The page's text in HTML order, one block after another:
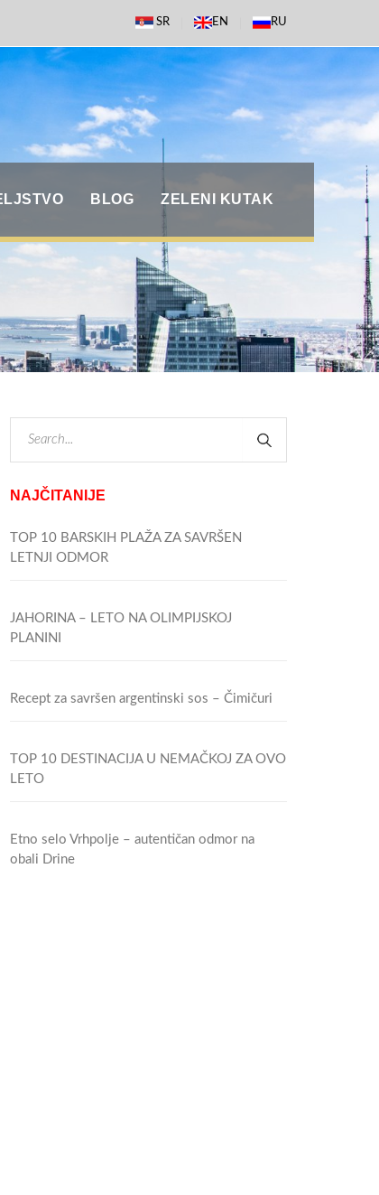
SR EN RU
BLOG ZELENI KUTAK
NAJČITANIJE
TOP 10 BARSKIH PLAŽA ZA SAVRŠEN
LETNJI ODMOR
JAHORINA – LETO NA OLIMPIJSKOJ
PLANINI
Recept za savršen argentinski sos – Čimičuri
TOP 10 DESTINACIJA U NEMAČKOJ ZA OVO
LETO
Etno selo Vrhpolje – autentičan odmor na
obali Drine